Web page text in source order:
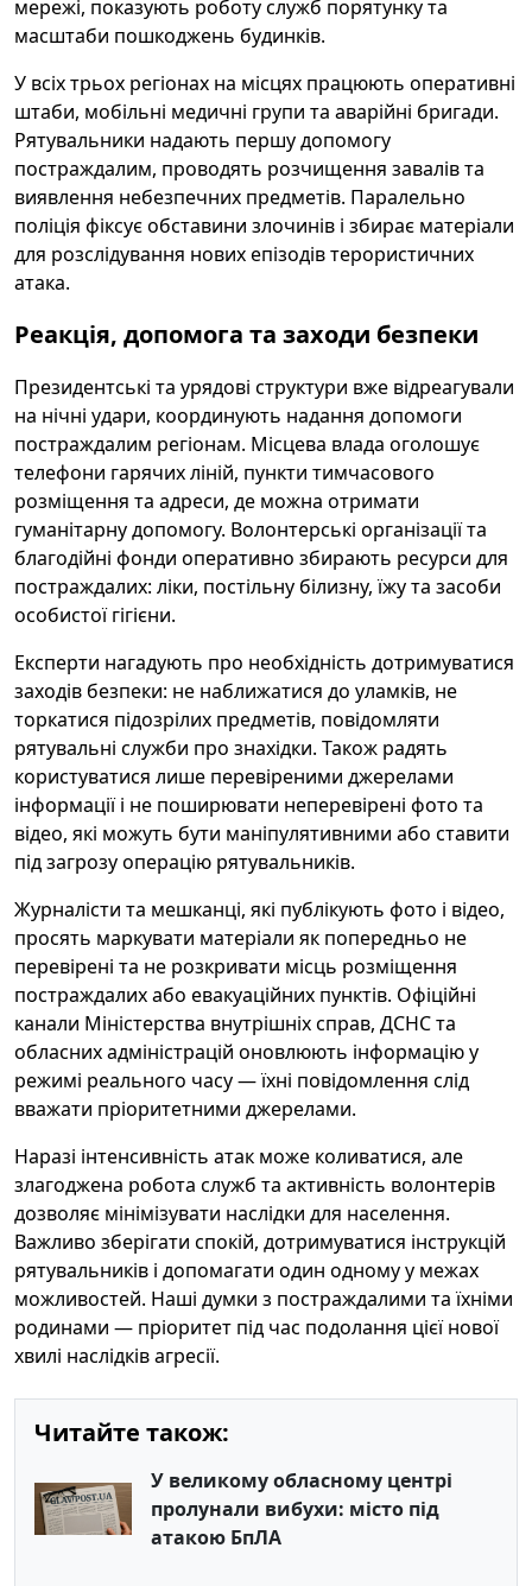
мережі, показують роботу служб порятунку та
масштаби пошкоджень будинків.
У всіх трьох регіонах на місцях працюють оперативні
штаби, мобільні медичні групи та аварійні бригади.
Рятувальники надають першу допомогу
постраждалим, проводять розчищення завалів та
виявлення небезпечних предметів. Паралельно
поліція фіксує обставини злочинів і збирає матеріали
для розслідування нових епізодів терористичних
атака.
Реакція, допомога та заходи безпеки
Президентські та урядові структури вже відреагували
на нічні удари, координують надання допомоги
постраждалим регіонам. Місцева влада оголошує
телефони гарячих ліній, пункти тимчасового
розміщення та адреси, де можна отримати
гуманітарну допомогу. Волонтерські організації та
благодійні фонди оперативно збирають ресурси для
постраждалих: ліки, постільну білизну, їжу та засоби
особистої гігієни.
Експерти нагадують про необхідність дотримуватися
заходів безпеки: не наближатися до уламків, не
торкатися підозрілих предметів, повідомляти
рятувальні служби про знахідки. Також радять
користуватися лише перевіреними джерелами
інформації і не поширювати неперевірені фото та
відео, які можуть бути маніпулятивними або ставити
під загрозу операцію рятувальників.
Журналісти та мешканці, які публікують фото і відео,
просять маркувати матеріали як попередньо не
перевірені та не розкривати місць розміщення
постраждалих або евакуаційних пунктів. Офіційні
канали Міністерства внутрішніх справ, ДСНС та
обласних адміністрацій оновлюють інформацію у
режимі реального часу — їхні повідомлення слід
вважати пріоритетними джерелами.
Наразі інтенсивність атак може коливатися, але
злагоджена робота служб та активність волонтерів
дозволяє мінімізувати наслідки для населення.
Важливо зберігати спокій, дотримуватися інструкцій
рятувальників і допомагати один одному у межах
можливостей. Наші думки з постраждалими та їхніми
родинами — пріоритет під час подолання цієї нової
хвилі наслідків агресії.
Читайте також:
У великому обласному центрі
пролунали вибухи: місто під
атакою БпЛА